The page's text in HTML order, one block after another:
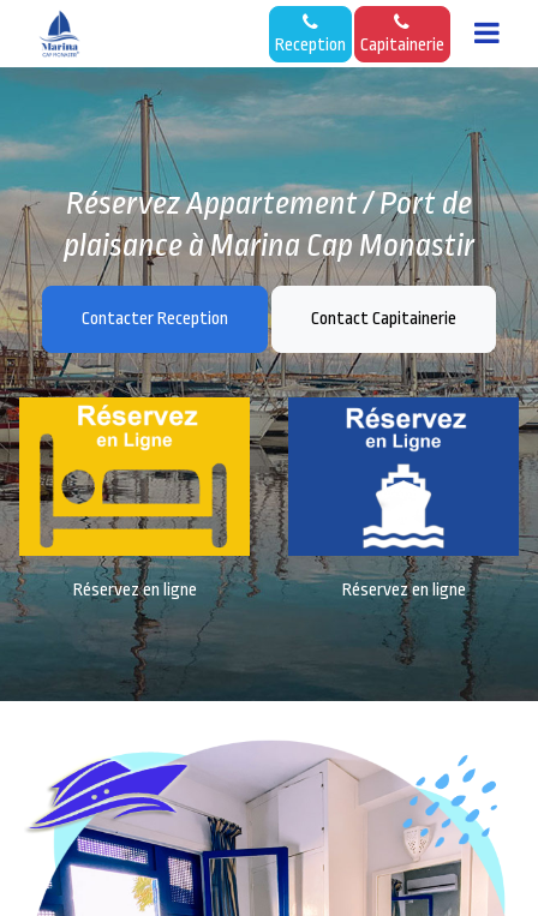
Reception Capitainerie
Réservez Appartement / Port de
plaisance à Marina Cap Monastir
Contacter Reception Contact Capitainerie
Réservez en ligne Réservez en ligne